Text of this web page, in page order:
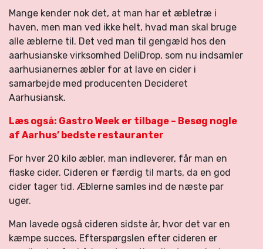
Mange kender nok det, at man har et æbletræ i
haven, men man ved ikke helt, hvad man skal bruge
alle æblerne til. Det ved man til gengæld hos den
aarhusianske virksomhed DeliDrop, som nu indsamler
aarhusianernes æbler for at lave en cider i
samarbejde med producenten Decideret
Aarhusiansk.
Læs også: Gastro Week er tilbage – Besøg nogle
af Aarhus’ bedste restauranter
For hver 20 kilo æbler, man indleverer, får man en
flaske cider. Cideren er færdig til marts, da en god
cider tager tid. Æblerne samles ind de næste par
uger.
Man lavede også cideren sidste år, hvor det var en
kæmpe succes. Efterspørgslen efter cideren er